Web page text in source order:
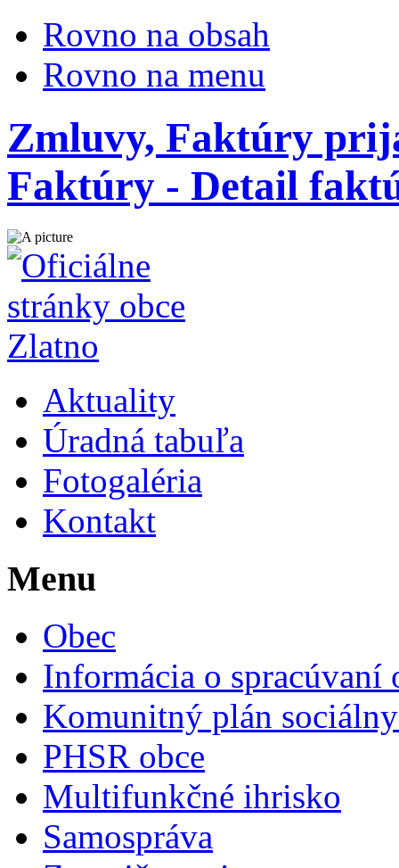
Rovno na obsah
Rovno na menu
Zmluvy, Faktúry
Faktúry - Detail
Aktuality
Úradná tabuľa
Fotogaléria
Kontakt
Menu
Obec
Informácia o spracúvaní
Komunitný plán
PHSR obce
Multifunkčné ihrisko
Samospráva